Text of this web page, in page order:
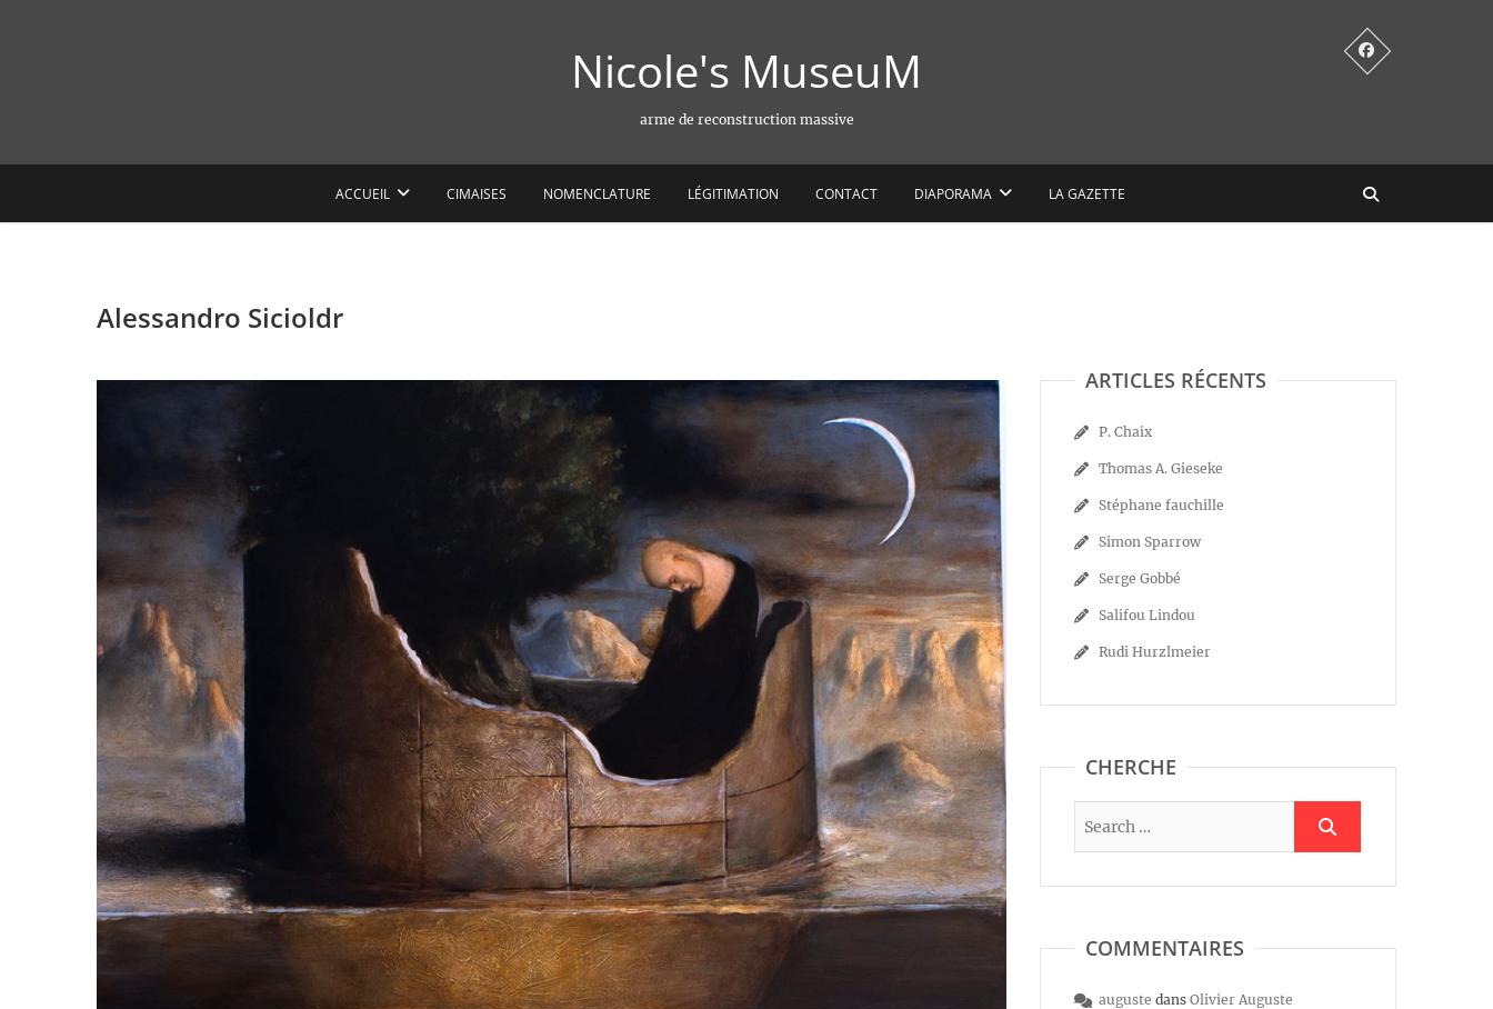
Nicole's MuseuM
arme de reconstruction massive
ACCUEIL CIMAISES NOMENCLATURE LÉGITIMATION CONTACT DIAPORAMA LA GAZETTE
Alessandro Sicioldr
ARTICLES RÉCENTS
P. Chaix
Thomas A. Gieseke
Stéphane fauchille
Simon Sparrow
Serge Gobbé
Salifou Lindou
Rudi Hurzlmeier
CHERCHE
COMMENTAIRES
auguste dans Olivier Auguste